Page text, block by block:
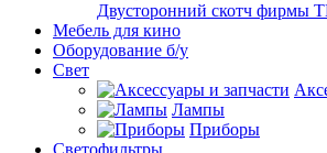
Двусторонний скотч фирмы
Мебель для кино
Оборудование б/у
Свет
Лампы
Приборы
Светофильтры